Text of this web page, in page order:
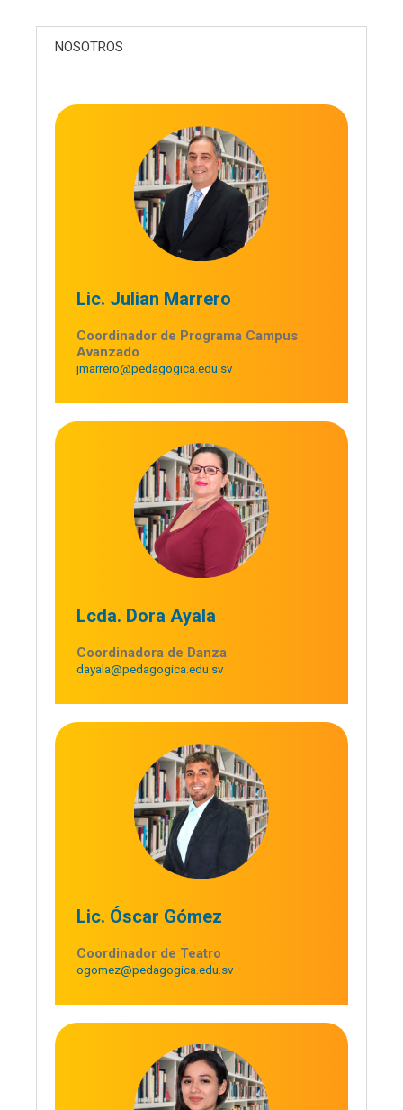
NOSOTROS
Lic. Julian Marrero
Coordinador de Programa Campus
Avanzado
jmarrero@pedagogica.edu.sv
Lcda. Dora Ayala
Coordinadora de Danza
dayala@pedagogica.edu.sv
Lic. Óscar Gómez
Coordinador de Teatro
ogomez@pedagogica.edu.sv